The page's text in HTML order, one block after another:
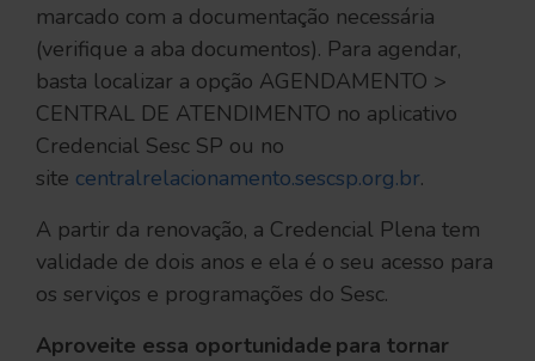
marcado com a documentação necessária
(verifique a aba documentos). Para agendar,
basta localizar a opção AGENDAMENTO >
CENTRAL DE ATENDIMENTO no aplicativo
Credencial Sesc SP ou no
site centralrelacionamento.sescsp.org.br.
A partir da renovação, a Credencial Plena tem
validade de dois anos e ela é o seu acesso para
os serviços e programações do Sesc.
Aproveite essa oportunidade para tornar